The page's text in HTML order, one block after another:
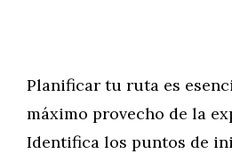
Planificar tu ruta es
máximo provecho de la
Identifica los puntos de